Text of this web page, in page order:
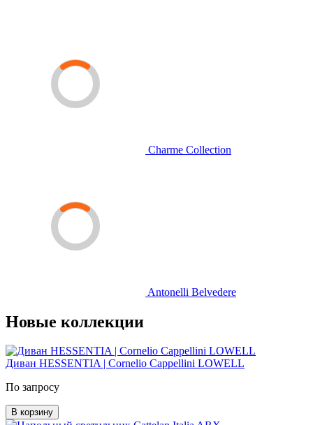
Charme Collection
Antonelli Belvedere
Новые коллекции
Диван HESSENTIA | Cornelio Cappellini LOWELL
По запросу
В корзину